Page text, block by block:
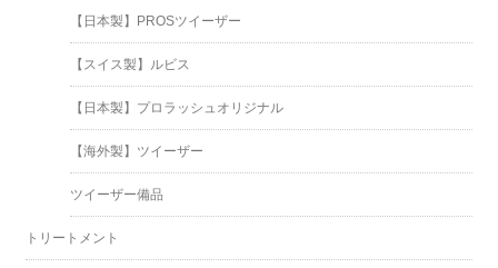
【日本製】PROSツイーザー
【スイス製】ルビス
【日本製】プロラッシュオリジナル
【海外製】ツイーザー
ツイーザー備品
トリートメント